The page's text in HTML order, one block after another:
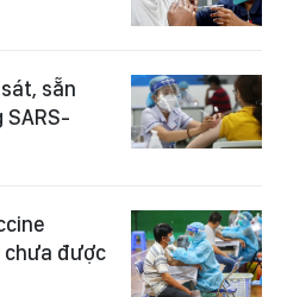
sẵn
SARS-
chưa được